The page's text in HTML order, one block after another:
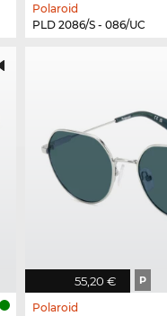
Polaroid
PLD 2086/S - 086/UC
55,20 € P
Polaroid